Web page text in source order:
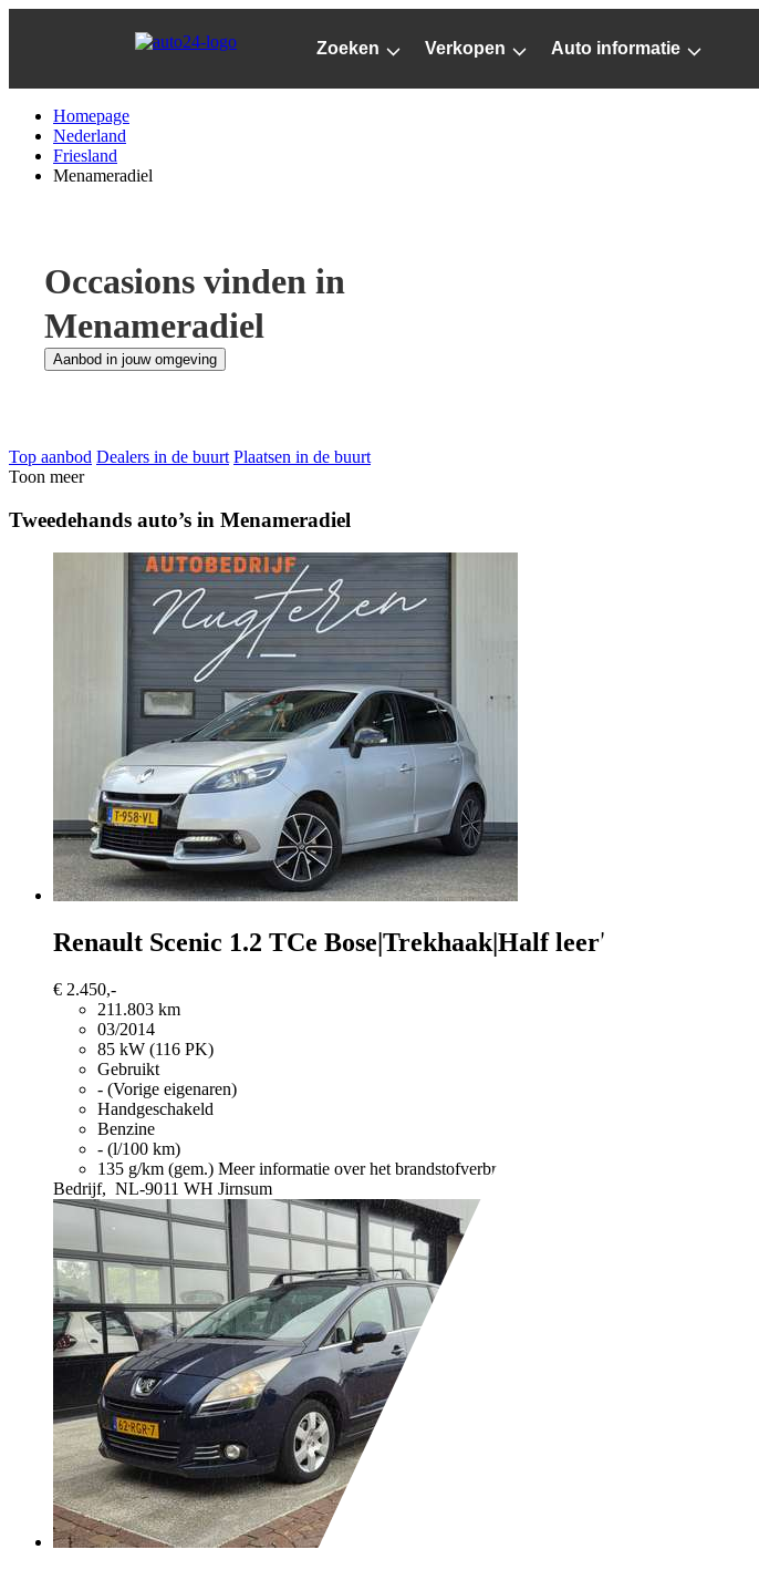
Zoeken Verkopen Auto informatie
Homepage
Nederland
Friesland
Menameradiel
Occasions vinden in
Menameradiel
Aanbod in jouw omgeving
Top aanbod Dealers in de buurt Plaatsen in de buurt
Toon meer
Tweedehands auto’s in Menameradiel
Renault Scenic 1.2 TCe Bose|Trekhaak|Half leer|
€ 2.450,-
211.803 km
03/2014
85 kW (116 PK)
Gebruikt
- (Vorige eigenaren)
Handgeschakeld
Benzine
- (l/100 km)
135 g/km (gem.) Meer informatie over het brandstofverbruik en CO2-uitstoot van nieuwe
Bedrijf, NL-9011 WH Jirnsum